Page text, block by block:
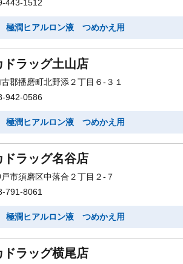
443-1512
極潤ヒアルロン液 つめかえ用
ドラッグ土山店
郡播磨町北野添２丁目６-３１
942-0586
極潤ヒアルロン液 つめかえ用
ドラッグ名谷店
市須磨区中落合２丁目２-７
791-8061
極潤ヒアルロン液 つめかえ用
ドラッグ横尾店